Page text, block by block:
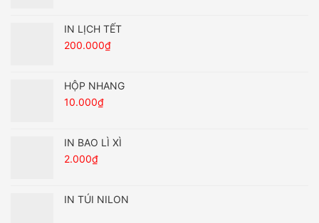
IN LỊCH TẾT
200.000₫
HỘP NHANG
10.000₫
IN BAO LÌ XÌ
2.000₫
IN TÚI NILON